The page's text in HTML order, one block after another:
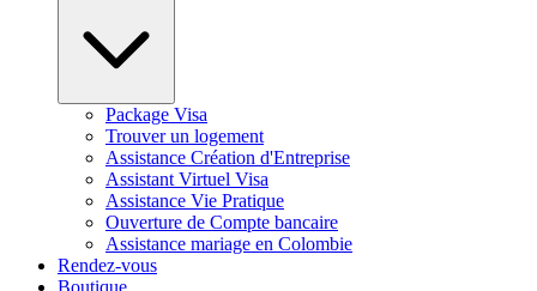
Package Visa
Trouver un logement
Assistance Création d'Entreprise
Assistant Virtuel Visa
Assistance Vie Pratique
Ouverture de Compte bancaire
Assistance mariage en Colombie
Rendez-vous
Boutique